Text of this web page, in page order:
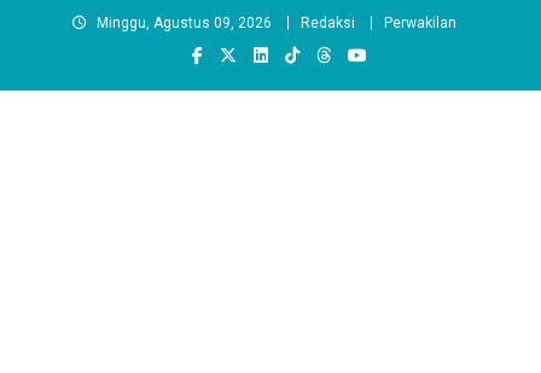
Minggu, Agustus 09, 2026 Redaksi Perwakilan